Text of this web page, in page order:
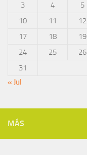
3
4 5
10
11 12
17
18 19
24
25 26
31
« Jul
MÁS